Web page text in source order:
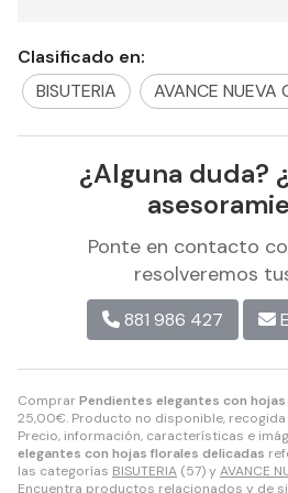
ComprarPendientes elegantes con
25,00€. Producto no disponible, recogida
Precio, información, características e
elegantes con hojas florales delicadas
las categorías BISUTERIA (57) y AVANCE
Encuentra productos relacionados y de
Clasificado en:
BISUTERIA
AVANCE NUEVA
¿Alguna duda?
Ponte en contacto
resolveremos
881 986 427